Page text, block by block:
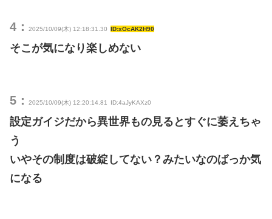
4： 2025/10/09(木) 12:18:31.30 ID:xOcAK2H90
そこが気になり楽しめない
5： 2025/10/09(木) 12:20:14.81 ID:4aJyKAXz0
設定ガイジだから異世界もの見るとすぐに萎えちゃ
う
いやその制度は破綻してない？みたいなのばっか気
になる